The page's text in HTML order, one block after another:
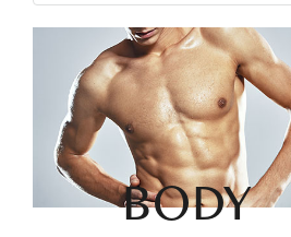
BODY